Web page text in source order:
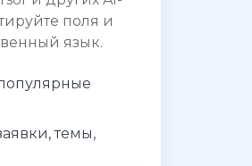
поля и
язык.
темы,